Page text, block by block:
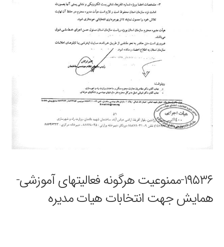
۱۹۵۳۶-ممنوعیت هرگونه فعالیتهای آموزشی-
همایش جهت انتخابات هیات مدیره